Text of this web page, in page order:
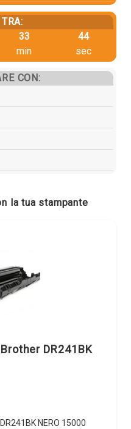
33
min
43
sec
CON:
la tua stampante
DR241BK
NERO 15000